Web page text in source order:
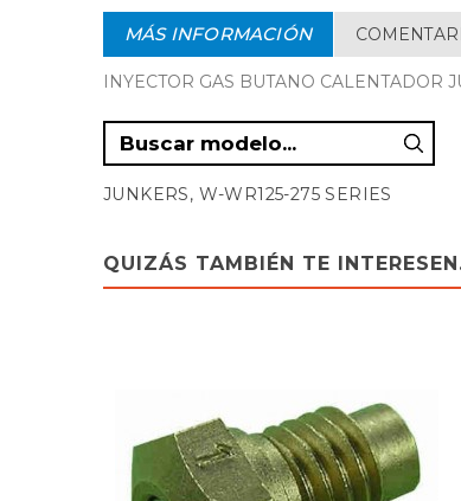
MÁS INFORMACIÓN
INYECTOR GAS BUTANO CALENTADOR
JUNKERS, W-WR125-275 SERIES
QUIZÁS TAMBIÉN TE